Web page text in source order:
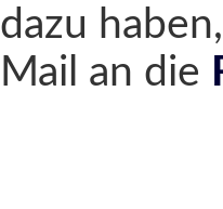
dazu
Mail an die